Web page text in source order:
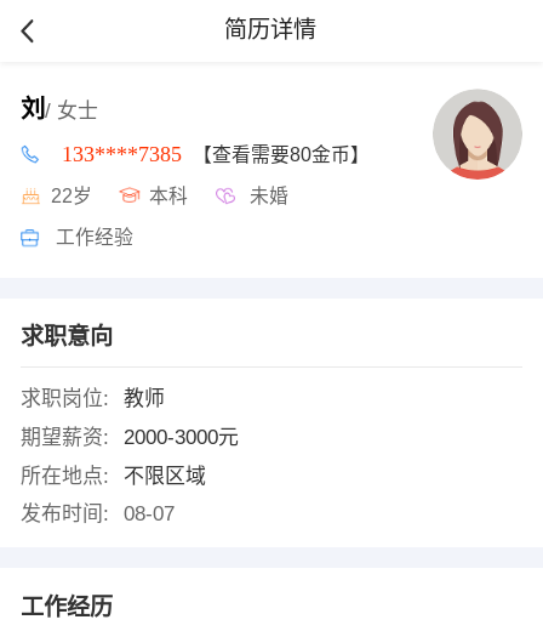
简历详情
刘 / 女士
133****7385 【查看需要80金币】
22岁 本科 未婚
工作经验
求职意向
求职岗位:
教师
期望薪资:
2000-3000元
所在地点:
不限区域
发布时间:
08-07
工作经历